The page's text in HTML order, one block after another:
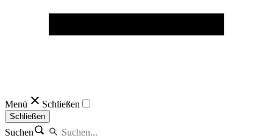
Menü Schließen
Schließen
Suchen